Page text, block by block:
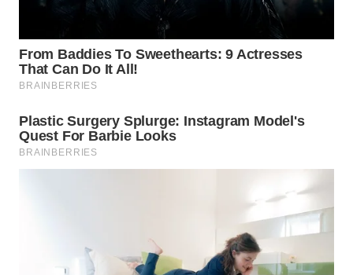
UTARA
WN
SAMOSIR
PADANG
LAWAS